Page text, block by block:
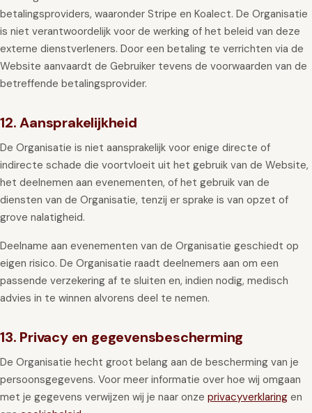
betalingsproviders, waaronder Stripe en Koalect. De Organisatie
is niet verantwoordelijk voor de werking of het beleid van deze
externe dienstverleners. Door een betaling te verrichten via de
Website aanvaardt de Gebruiker tevens de voorwaarden van de
betreffende betalingsprovider.
12. Aansprakelijkheid
De Organisatie is niet aansprakelijk voor enige directe of
indirecte schade die voortvloeit uit het gebruik van de Website,
het deelnemen aan evenementen, of het gebruik van de
diensten van de Organisatie, tenzij er sprake is van opzet of
grove nalatigheid.
Deelname aan evenementen van de Organisatie geschiedt op
eigen risico. De Organisatie raadt deelnemers aan om een
passende verzekering af te sluiten en, indien nodig, medisch
advies in te winnen alvorens deel te nemen.
13. Privacy en gegevensbescherming
De Organisatie hecht groot belang aan de bescherming van je
persoonsgegevens. Voor meer informatie over hoe wij omgaan
met je gegevens verwijzen wij je naar onze privacyverklaring en